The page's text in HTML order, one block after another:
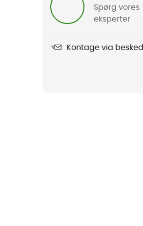
Spørg vores
eksperter
Kontage via besked